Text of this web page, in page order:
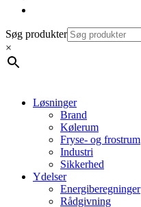
Søg produkter
×
Løsninger
Brand
Kølerum
Fryse- og frostrum
Industri
Sikkerhed
Ydelser
Energiberegninger
Rådgivning